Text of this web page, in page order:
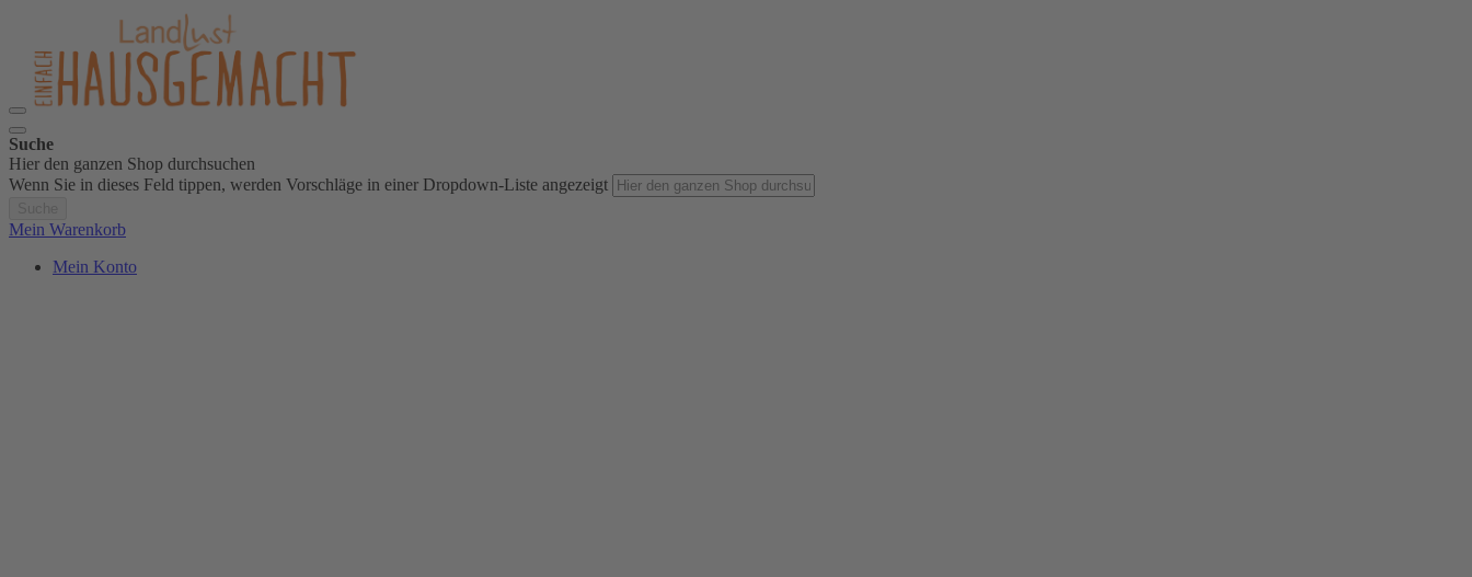
Suche
Hier den ganzen Shop durchsuchen
Wenn Sie in dieses Feld tippen, werden Vorschläge in einer Dropdown-Liste angezeigt
Mein Warenkorb
Mein Konto